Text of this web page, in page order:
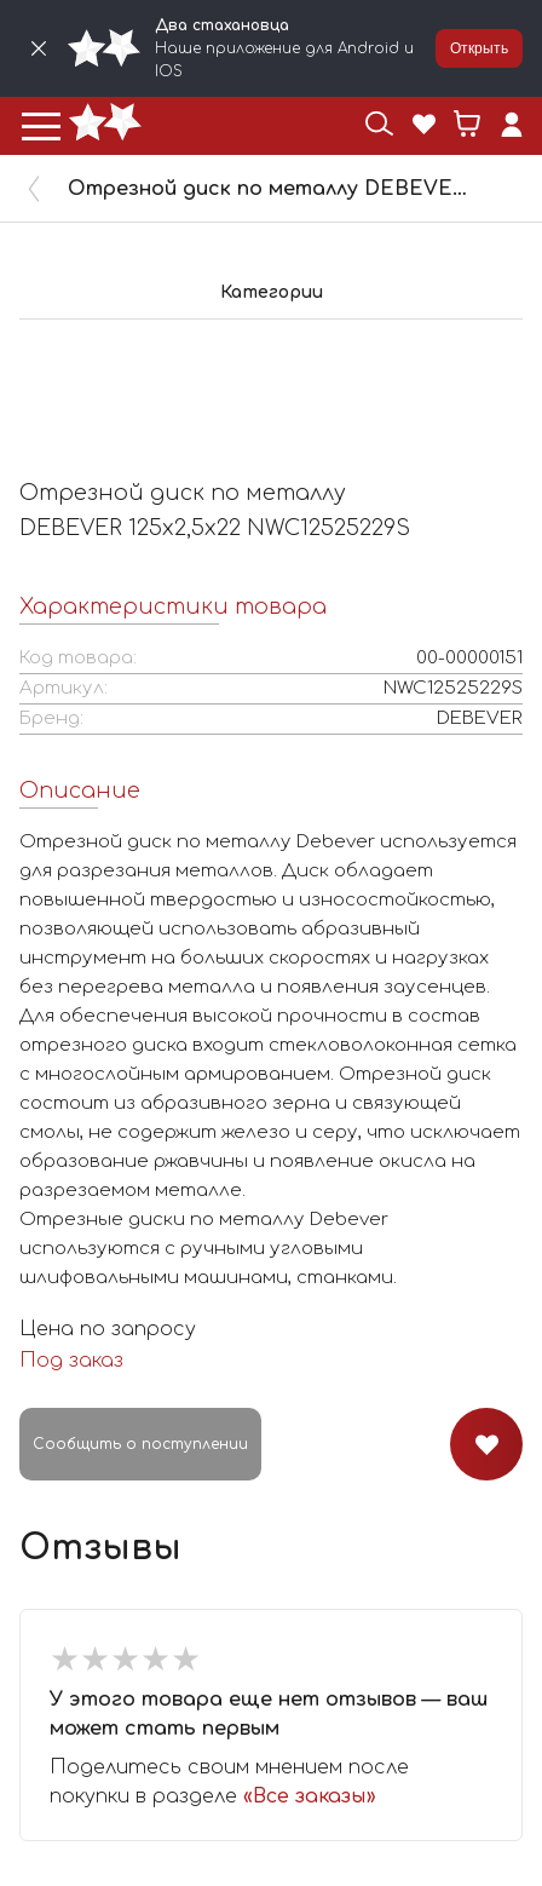
Два стахановца
Наше приложение для Android и
IOS
Открыть
Отрезной диск по металлу DEBEVER 125x2,5x22 NWC12525229S
Категории
Отрезной диск по металлу
DEBEVER 125x2,5x22 NWC12525229S
Характеристики товара
Код товара:
00-00000151
Артикул:
NWC12525229S
Бренд:
DEBEVER
Описание
Отрезной диск по металлу Debever используется
для разрезания металлов. Диск обладает
повышенной твердостью и износостойкостью,
позволяющей использовать абразивный
инструмент на больших скоростях и нагрузках
без перегрева металла и появления заусенцев.
Для обеспечения высокой прочности в состав
отрезного диска входит стекловолоконная сетка
с многослойным армированием. Отрезной диск
состоит из абразивного зерна и связующей
смолы, не содержит железо и серу, что исключает
образование ржавчины и появление окисла на
разрезаемом металле.
Отрезные диски по металлу Debever
используются с ручными угловыми
шлифовальными машинами, станками.
Цена по запросу
Под заказ
Сообщить о поступлении
Отзывы
★★★★★
★★★★★
У этого товара еще нет отзывов — ваш
может стать первым
Поделитесь своим мнением после
покупки в разделе «Все заказы»